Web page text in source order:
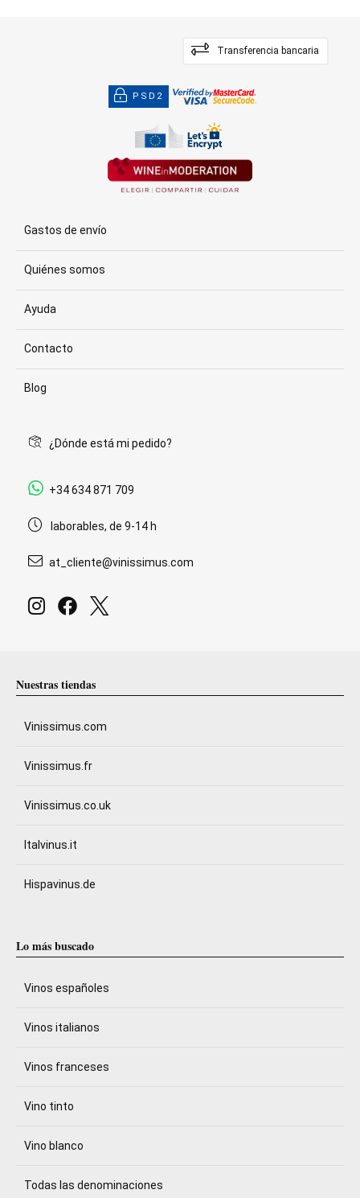
Transferencia bancaria
PSD2
Gastos de envío
Quiénes somos
Ayuda
Contacto
Blog
¿Dónde está mi pedido?
+34 634 871 709
laborables, de 9-14 h
at_cliente@vinissimus.com
Nuestras tiendas
Vinissimus.com
Vinissimus.fr
Vinissimus.co.uk
Italvinus.it
Hispavinus.de
Lo más buscado
Vinos españoles
Vinos italianos
Vinos franceses
Vino tinto
Vino blanco
Todas las denominaciones